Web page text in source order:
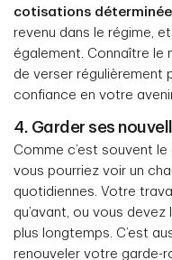
cotisations
revenu dans le régime,
également. Connaître le
de verser régulièrement
confiance en votre
4. Garder ses
Comme c’est souvent
vous pourriez voir un
quotidiennes. Votre
qu’avant, ou vous
plus longtemps. C’est
renouveler votre garde-